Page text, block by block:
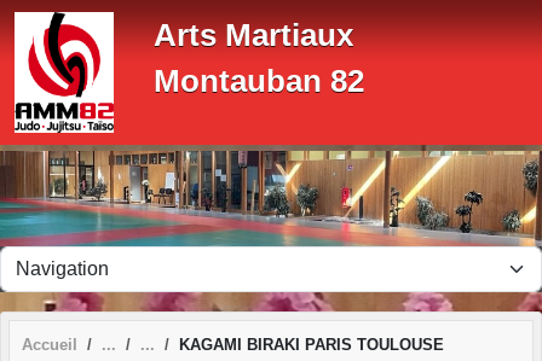
Arts Martiaux
Montauban 82
Accueil KAGAMI BIRAKI PARIS TOULOUSE
Panneau de gestion des cookies